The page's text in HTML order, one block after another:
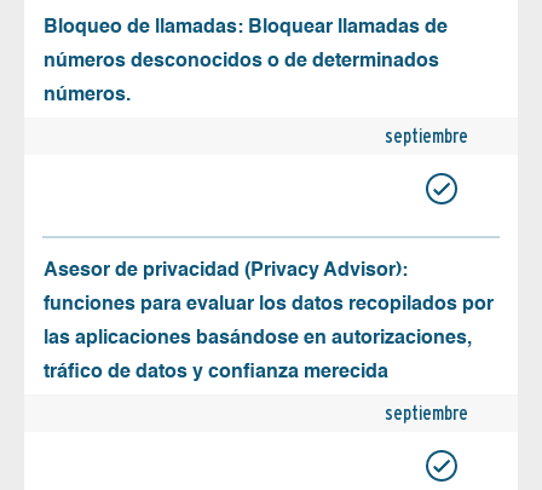
Bloqueo de llamadas: Bloquear llamadas de
números desconocidos o de determinados
números.
septiembre
Asesor de privacidad (Privacy Advisor):
funciones para evaluar los datos recopilados por
las aplicaciones basándose en autorizaciones,
tráfico de datos y confianza merecida
septiembre